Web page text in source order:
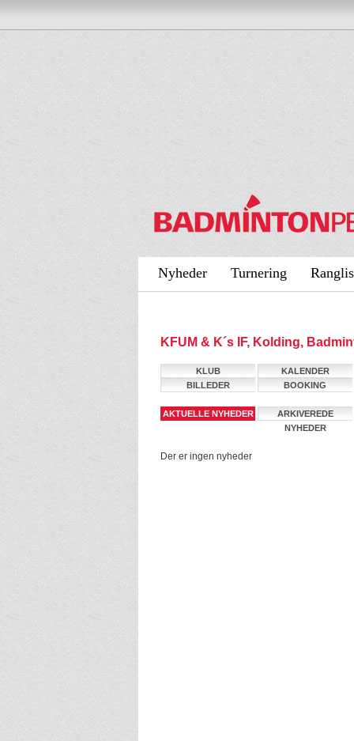
Nyheder Turnering
KFUM & K´s IF, Kolding,
KLUB
KALENDER
BILLEDER
BOOKING
AKTUELLE NYHEDER
ARKIVEREDE
NYHEDER
Der er ingen nyheder